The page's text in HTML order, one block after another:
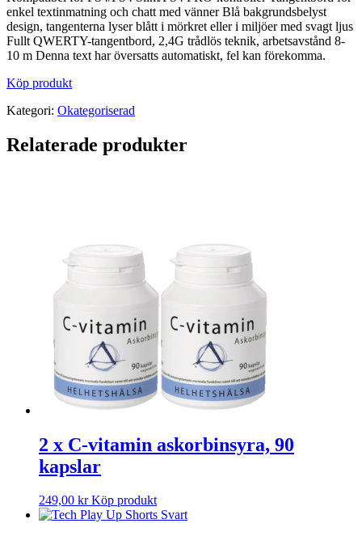
enkel textinmatning och chatt med vänner Blå bakgrundsbelyst
design, tangenterna lyser blått i mörkret eller i miljöer med svagt ljus
Fullt QWERTY-tangentbord, 2,4G trådlös teknik, arbetsavstånd 8-
10 m Denna text har översatts automatiskt, fel kan förekomma.
Köp produkt
Kategori: Okategoriserad
Relaterade produkter
2 x C-vitamin askorbinsyra, 90
kapslar
249,00 kr Köp produkt